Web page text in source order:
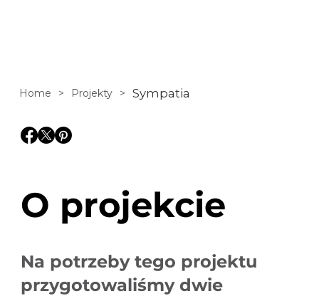
doboru, dzięki
któremu
użytkownicy mogą
łatwiej znaleźć
swoją „drugą
Home > Projekty > Sympatia
O projekcie
Na potrzeby tego projektu
przygotowaliśmy dwie